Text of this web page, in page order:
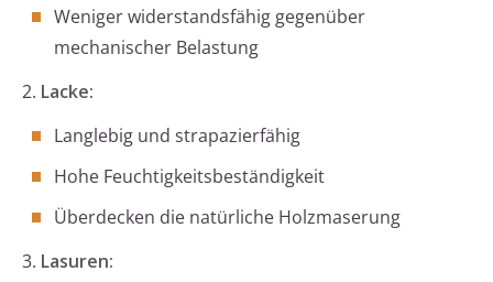
Weniger widerstandsfähig gegenüber
mechanischer Belastung
2. Lacke:
Langlebig und strapazierfähig
Hohe Feuchtigkeitsbeständigkeit
Überdecken die natürliche Holzmaserung
3. Lasuren: